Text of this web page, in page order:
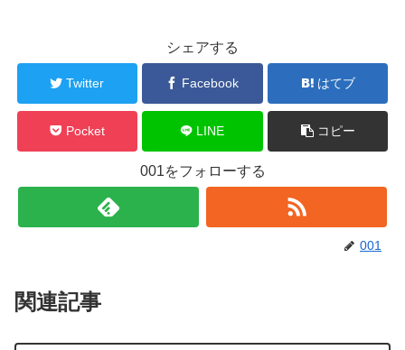
シェアする
Twitter Facebook はてブ
Pocket LINE コピー
001をフォローする
001
関連記事